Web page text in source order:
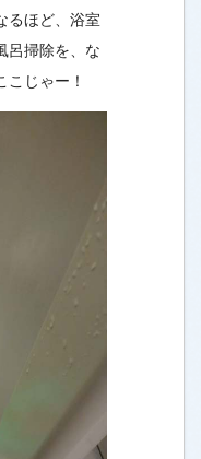
るほど、浴室
呂掃除を、な
じゃー！